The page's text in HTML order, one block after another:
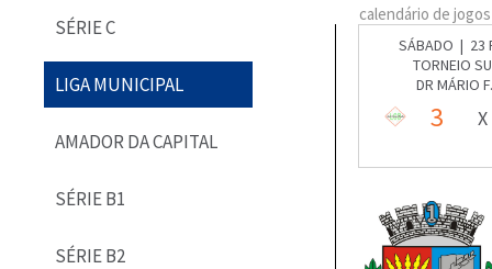
SÉRIE C
LIGA MUNICIPAL
AMADOR DA CAPITAL
SÉRIE B1
SÉRIE B2
calendário de jogos
SÁBADO | 23
TORNEIO
DR MÁRIO
3 X